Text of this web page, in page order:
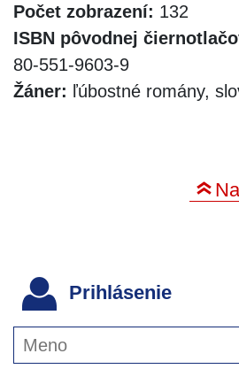
Počet zobrazení: 132
ISBN pôvodnej
80-551-9603-9
Žáner: ľúbostné romány,
Prihlásenie